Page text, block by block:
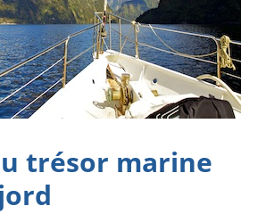
trésor marine